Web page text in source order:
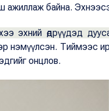
ажиллаж байна.
эхний өдрүүдэд
нэмүүлсэн. Тиймээс
онцлов.